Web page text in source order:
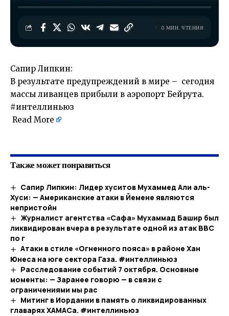
0 МИН. ЧТЕНИЯ
Сапир Липкин:
В результате предупреждений в мире – сегодня
массы ливанцев прибыли в аэропорт Бейрута.
#интеллиньюз
Read More
Также может понравиться
Сапир Липкин: Лидер хуситов Мухаммед Али аль-
Хуси: — Американские атаки в Йемене являются
непристойн
Журналист агентства «Сафа» Мухаммад Башир был
ликвидирован вчера в результате одной из атак ВВС
по г
Атаки в стиле «Огненного пояса» в районе Хан
Юнеса на юге сектора Газа. #интеллиньюз
Расследование событий 7 октября. Основные
моменты: — Заранее говорю — в связи с
ограничениями мы рас
Митинг в Иордании в память о ликвидированных
главарях ХАМАСа. #интеллиньюз